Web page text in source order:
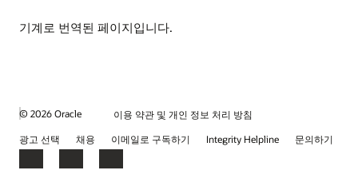
기계로 번역된 페이지입니다.
© 2026 Oracle
이용 약관 및 개인 정보 처리 방침
광고 선택
채용 이메일로 구독하기 Integrity Helpline 문의하기
FacebookLinkedInYouTube